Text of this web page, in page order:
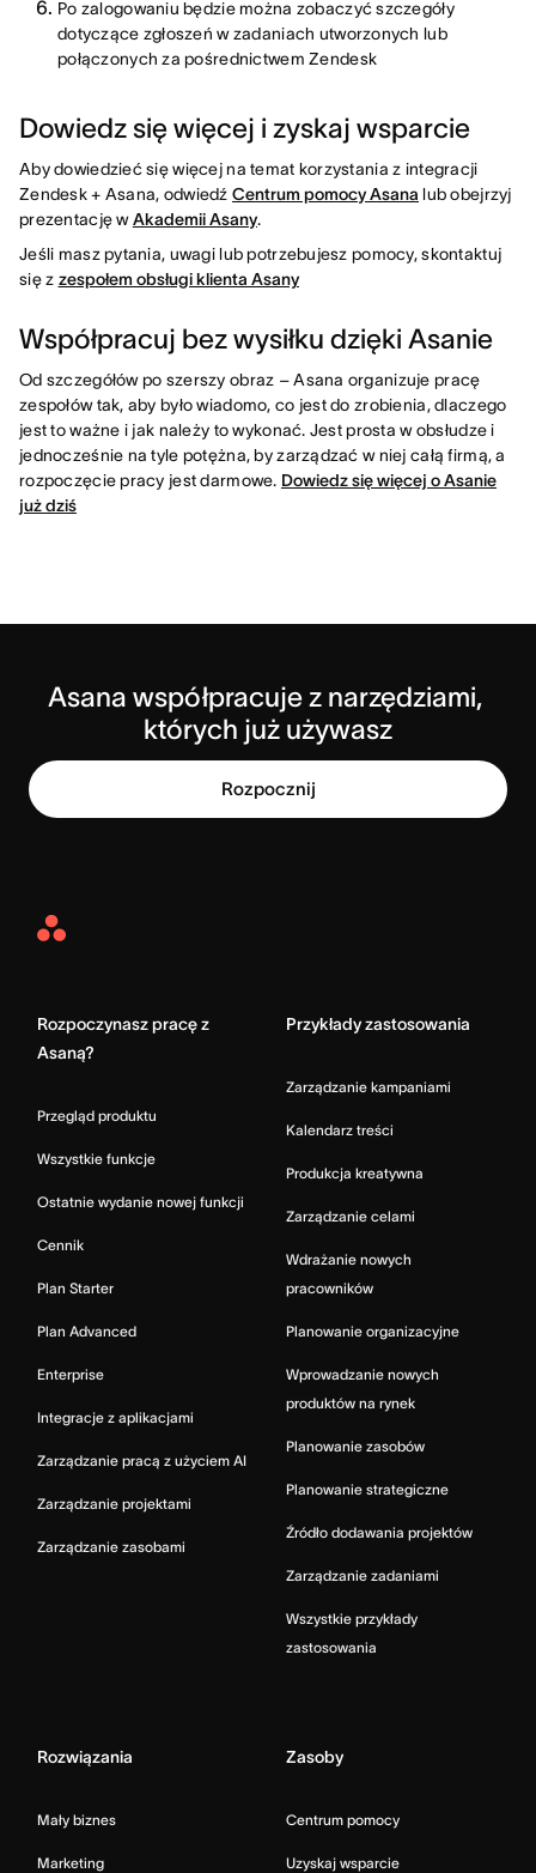
Po zalogowaniu będzie można zobaczyć szczegóły
dotyczące zgłoszeń w zadaniach utworzonych lub
połączonych za pośrednictwem Zendesk
Dowiedz się więcej i zyskaj wsparcie
Aby dowiedzieć się więcej na temat korzystania z integracji
Zendesk + Asana, odwiedź Centrum pomocy Asana lub obejrzyj
prezentację wAkademii Asany.
Jeśli masz pytania, uwagi lub potrzebujesz pomocy, skontaktuj
się z zespołem obsługi klienta Asany
Współpracuj bez wysiłku dzięki Asanie
Od szczegółów po szerszy obraz – Asana organizuje pracę
zespołów tak, aby było wiadomo, co jest do zrobienia, dlaczego
jest to ważne i jak należy to wykonać. Jest prosta w obsłudze i
jednocześnie na tyle potężna, by zarządzać w niej całą firmą, a
rozpoczęcie pracy jest darmowe. Dowiedz się więcej o Asanie
już dziś
Asana współpracuje z narzędziami,
których już używasz
Rozpocznij
Asana
Rozpoczynasz pracę z
Asaną?
Przegląd produktu
Wszystkie funkcje
Ostatnie wydanie nowej funkcji
Cennik
Plan Starter
Plan Advanced
Enterprise
Integracje z aplikacjami
Zarządzanie pracą z użyciem AI
Zarządzanie projektami
Zarządzanie zasobami
Przykłady zastosowania
Zarządzanie kampaniami
Kalendarz treści
Produkcja kreatywna
Zarządzanie celami
Wdrażanie nowych
pracowników
Planowanie organizacyjne
Wprowadzanie nowych
produktów na rynek
Planowanie zasobów
Planowanie strategiczne
Źródło dodawania projektów
Zarządzanie zadaniami
Wszystkie przykłady
zastosowania
Rozwiązania
Mały biznes
Marketing
Zasoby
Centrum pomocy
Uzyskaj wsparcie